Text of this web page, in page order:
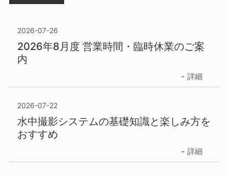
2026-07-26
2026年8月度 営業時間・臨時休業のご案
内
詳細
2026-07-22
水中撮影システムの基礎知識と楽しみ方を
おすすめ
詳細